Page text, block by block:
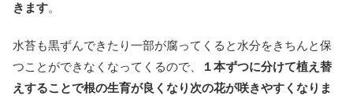
きます。
水苔も黒ずんできたり一部が腐ってくると水分をきちんと保
つことができなくなってくるので、
１本ずつに分けて植え替
えすることで根の生育が良くなり次の花が咲きやすくなりま